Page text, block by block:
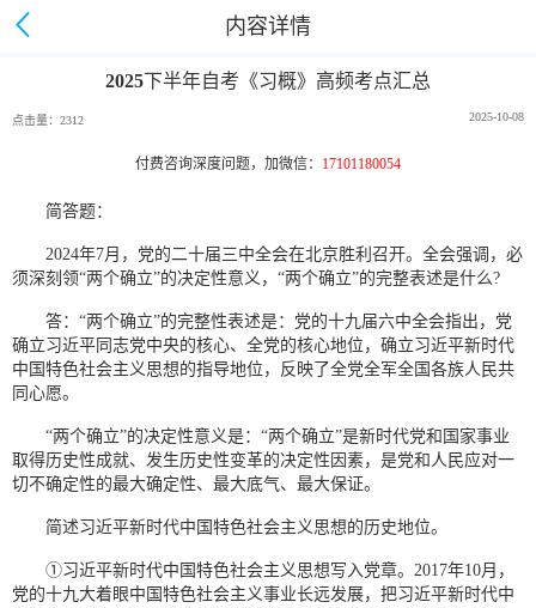
内容详情
2025下半年自考《习概》高频考点汇总
点击量：2312 2025-10-08
付费咨询深度问题，加微信： 17101180054
简答题：
2024年7月，党的二十届三中全会在北京胜利召开。全会强调，必
须深刻领“两个确立”的决定性意义，“两个确立”的完整表述是什么?
答：“两个确立”的完整性表述是：党的十九届六中全会指出，党
确立习近平同志党中央的核心、全党的核心地位，确立习近平新时代
中国特色社会主义思想的指导地位，反映了全党全军全国各族人民共
同心愿。
“两个确立”的决定性意义是：“两个确立”是新时代党和国家事业
取得历史性成就、发生历史性变革的决定性因素，是党和人民应对一
切不确定性的最大确定性、最大底气、最大保证。
简述习近平新时代中国特色社会主义思想的历史地位。
①习近平新时代中国特色社会主义思想写入党章。2017年10月，
党的十九大着眼中国特色社会主义事业长远发展，把习近平新时代中